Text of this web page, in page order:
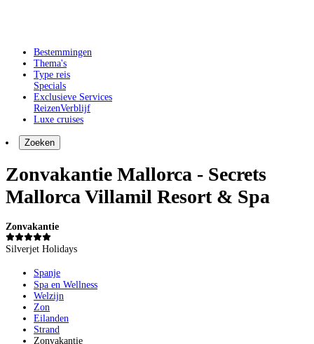
Bestemmingen
Thema's
Type reis
Specials
Exclusieve Services
ReizenVerblijf
Luxe cruises
Zoeken
Zonvakantie Mallorca - Secrets
Mallorca Villamil Resort & Spa
Zonvakantie
Silverjet Holidays
Spanje
Spa en Wellness
Welzijn
Zon
Eilanden
Strand
Zonvakantie